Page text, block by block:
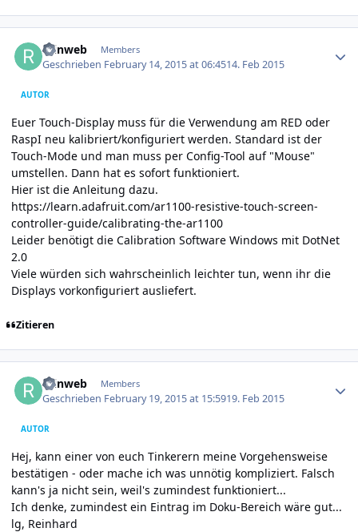
reinweb Members
Geschrieben February 14, 2015 at 06:4514. Feb 2015
AUTOR
Euer Touch-Display muss für die Verwendung am RED oder
RaspI neu kalibriert/konfiguriert werden. Standard ist der
Touch-Mode und man muss per Config-Tool auf "Mouse"
umstellen. Dann hat es sofort funktioniert.
Hier ist die Anleitung dazu.
https://learn.adafruit.com/ar1100-resistive-touch-screen-
controller-guide/calibrating-the-ar1100
Leider benötigt die Calibration Software Windows mit DotNet
2.0
Viele würden sich wahrscheinlich leichter tun, wenn ihr die
Displays vorkonfiguriert ausliefert.
Zitieren
reinweb Members
Geschrieben February 19, 2015 at 15:5919. Feb 2015
AUTOR
Hej, kann einer von euch Tinkerern meine Vorgehensweise
bestätigen - oder mache ich was unnötig kompliziert. Falsch
kann's ja nicht sein, weil's zumindest funktioniert...
Ich denke, zumindest ein Eintrag im Doku-Bereich wäre gut...
lg, Reinhard